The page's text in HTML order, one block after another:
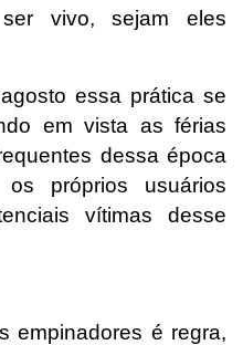
vivo, sejam eles
essa prática se
em vista as férias
dessa época
próprios usuários
vítimas desse
empinadores é regra,